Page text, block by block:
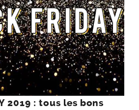
2019 : tous les bons